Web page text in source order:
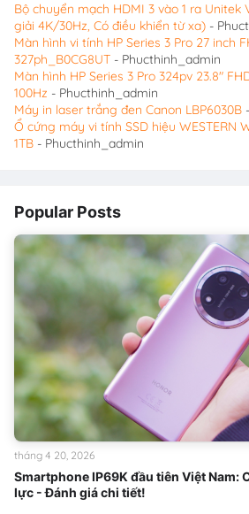
Bộ chuyển mạch HDMI 3 vào 1 ra Unitek
giải 4K/30Hz, Có điều khiển từ xa) -
Màn hình vi tính HP Series 3 Pro 27 inch
327ph_B0CG8UT - Phucthinh_admin
Màn hình HP Series 3 Pro 324pv 23.8″
100Hz - Phucthinh_admin
Máy in laser trắng đen Canon LBP6030B
Ổ cứng máy vi tính SSD hiệu WESTERN
1TB - Phucthinh_admin
Popular Posts
Smartphone IP69K đầu tiên Việt Nam:
lực - Đánh giá chi tiết!
tháng 4 20, 2026